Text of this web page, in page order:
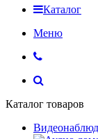
Каталог
Меню
Каталог товаров